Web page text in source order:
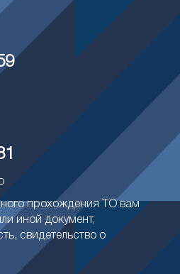
прохождения ТО вам
иной документ,
свидетельство о